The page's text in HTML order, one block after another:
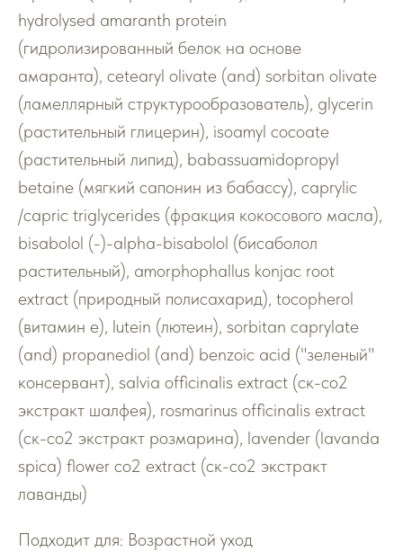
hydrolysed amaranth protein
(гидролизированный белок на основе
амаранта), cetearyl olivate (and) sorbitan olivate
(ламеллярный структурообразователь), glycerin
(растительный глицерин), isoamyl cocoate
(растительный липид), babassuamidopropyl
betaine (мягкий сапонин из бабассу), caprylic
/capric triglycerides (фракция кокосового масла),
bisabolol (-)-alpha-bisabolol (бисаболол
растительный), amorphophallus konjac root
extract (природный полисахарид), tocopherol
(витамин е), lutein (лютеин), sorbitan caprylate
(and) propanediol (and) benzoic acid ("зеленый"
консервант), salvia officinalis extract (ск-со2
экстракт шалфея), rosmarinus officinalis extract
(ск-со2 экстракт розмарина), lavender (lavanda
spica) flower co2 extract (ск-со2 экстракт
лаванды)
Подходит для: Возрастной уход